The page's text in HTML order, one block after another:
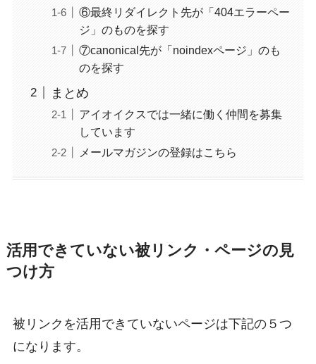
⑥最終リダイレクト先が「404エラーペー
ジ」のものを探す
⑦canonical先が「noindexページ」のも
のを探す
まとめ
アイオイクスでは一緒に働く仲間を募集
しています
メールマガジンの登録はこちら
活用できていない被リンク・ページの見
つけ方
被リンクを活用できていないページは下記の５つ
になります。